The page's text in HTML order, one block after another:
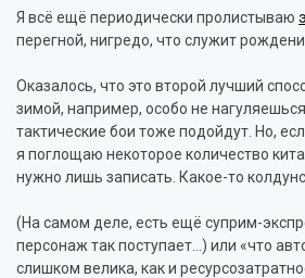
Я всё ещё периодически пролистываю
перегной, нигредо, что служит
Оказалось, что это второй лучший
зимой, например, особо не
тактические бои тоже подойдут. Но,
я поглощаю некоторое количество
нужно лишь записать. Какое-то
(На самом деле, есть ещё суприм-
персонаж так поступает…) или «что
слишком велика, как и